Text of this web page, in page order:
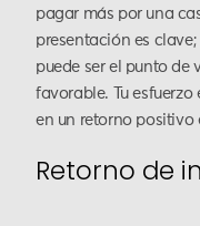
pagar más por una
presentación es
puede ser el punto de
favorable. Tu
en un retorno positivo
Retorno de